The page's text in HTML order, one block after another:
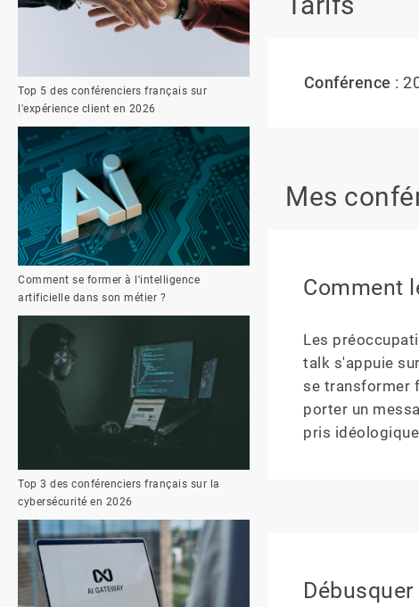
Top 5 des conférenciers français sur
l'expérience client en 2026
Comment se former à l'intelligence
artificielle dans son métier ?
Top 3 des conférenciers français sur la
cybersécurité en 2026
Conférence :
Mes
Comment
Les
talk s'appuie
se transformer
porter un
pris